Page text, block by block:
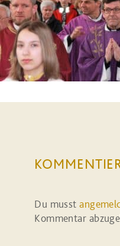
Du musst
Kommentar